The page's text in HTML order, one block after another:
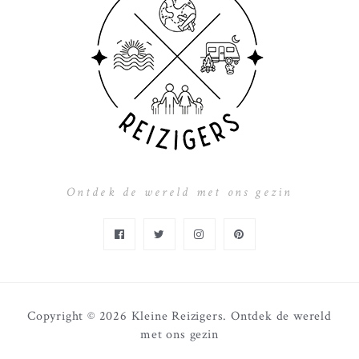
Ontdek de wereld met ons gezin
Copyright © 2026 Kleine Reizigers.Ontdek de wereld
met ons gezin